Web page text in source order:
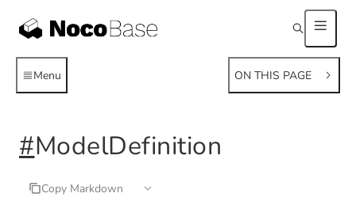
Menu ON THIS PAGE
#ModelDefinition
Copy Markdown